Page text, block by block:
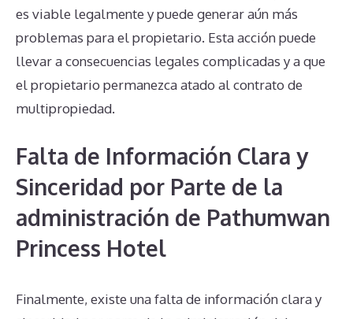
es viable legalmente y puede generar aún más
problemas para el propietario. Esta acción puede
llevar a consecuencias legales complicadas y a que
el propietario permanezca atado al contrato de
multipropiedad.
Falta de Información Clara y
Sinceridad por Parte de la
administración de Pathumwan
Princess Hotel
Finalmente, existe una falta de información clara y